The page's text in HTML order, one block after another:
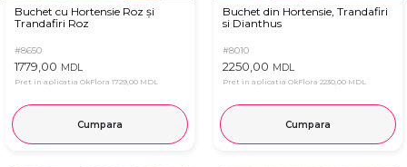
Buchet cu Hortensie Roz și
Trandafiri Roz
#8650
1779,00 MDL
Pret in aplicatia OkFlora 1729,00 MDL
Cumpara
Buchet din Hortensie, Trandafiri
si Dianthus
#8010
2250,00 MDL
Pret in aplicatia OkFlora 2230,00 MDL
Cumpara